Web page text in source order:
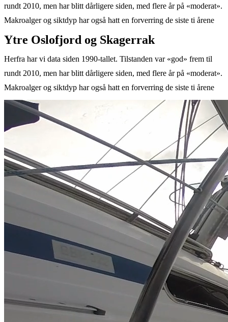
rundt 2010, men har blitt dårligere siden, med flere år på «moderat».
Makroalger og siktdyp har også hatt en forverring de siste ti årene
Ytre Oslofjord og Skagerrak
Herfra har vi data siden 1990-tallet. Tilstanden var «god» frem til
rundt 2010, men har blitt dårligere siden, med flere år på «moderat».
Makroalger og siktdyp har også hatt en forverring de siste ti årene